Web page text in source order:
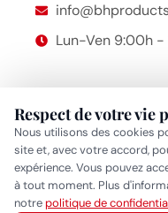
Lun-Ven 9:00h -
2014 – 2026 ©
Respect de votre vie
Nous utilisons des cookies
site et, avec votre accord,
expérience. Vous pouvez
à tout moment. Plus
notrepolitique de
Politique de confidentialité
Beauty Hair
Réponse généralement